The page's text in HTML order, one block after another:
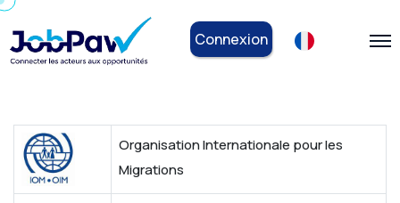
Connexion
Organisation Internationale pour les
Migrations